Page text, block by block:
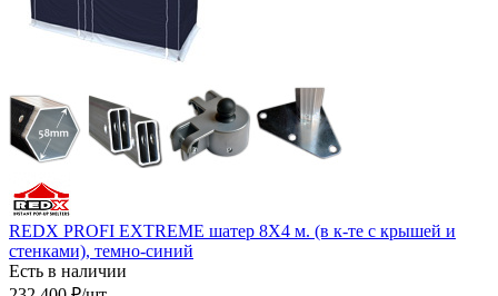
REDX PROFI EXTREME шатер 8Х4 м. (в к-те с крышей и
стенками), темно-синий
Есть в наличии